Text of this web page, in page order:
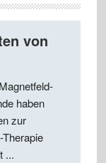
von
haben
zur
...